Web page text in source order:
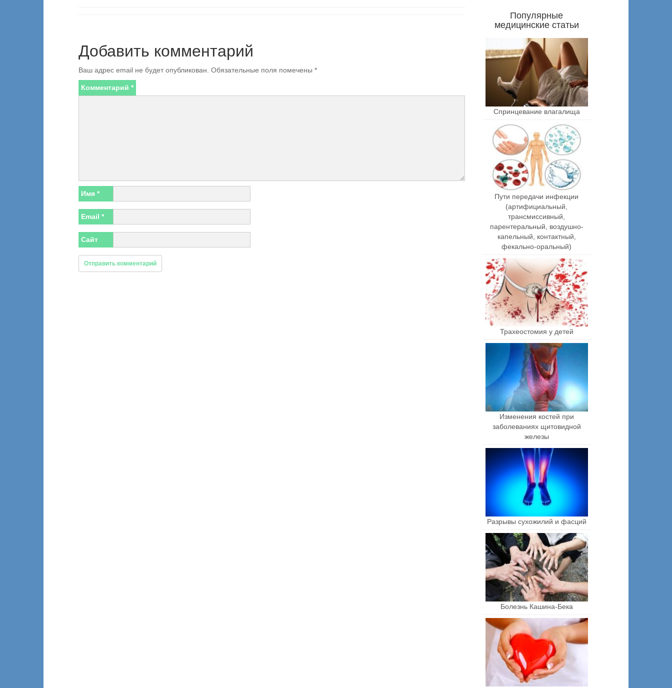
Добавить комментарий
Ваш адрес email не будет опубликован. Обязательные поля помечены *
Комментарий *
Имя *
Email *
Сайт
Популярные
медицинские статьи
Спринцевание влагалища
Пути передачи инфекции
(артифициальный,
трансмиссивный,
парентеральный, воздушно-
капельный, контактный,
фекально-оральный)
Трахеостомия у детей
Изменения костей при
заболеваниях щитовидной
железы
Разрывы сухожилий и фасций
Болезнь Кашина-Бека